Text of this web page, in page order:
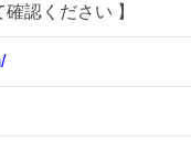
認ください 】